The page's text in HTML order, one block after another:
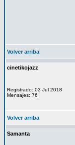
Volver arriba
cinetikojazz
Registrado: 03 Jul 2018
Mensajes: 76
Volver arriba
Samanta